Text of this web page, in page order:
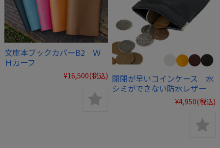
文庫本ブックカバーB2 Ｗ
Ｈカーフ
¥16,500(税込) 開閉が早いコインケース 水
シミができない防水レザー
¥4,950(税込)